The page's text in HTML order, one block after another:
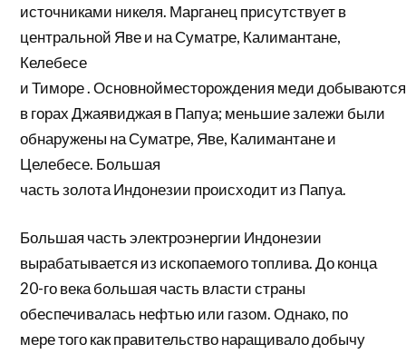
источниками никеля. Марганец присутствует в
центральной Яве и на Суматре, Калимантане,
Келебесе
иТиморе. Основнойместорождения меди добываются
в горахДжаявиджая в Папуа; меньшие залежи были
обнаружены на Суматре, Яве, Калимантане и
Целебесе. Большая
частьзолотаИндонезии происходит из Папуа.
Большая часть электроэнергии Индонезии
вырабатывается из ископаемого топлива. До конца
20-го века большая часть власти страны
обеспечивалась нефтью или газом. Однако, по
мере того как правительство наращивало добычу